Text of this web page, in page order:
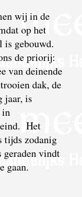
wij in de
op het
is gebouwd.
de priorij:
van deinende
dak, de
jaar, is
in
Het
tijds zodanig
geraden vindt
gaan.